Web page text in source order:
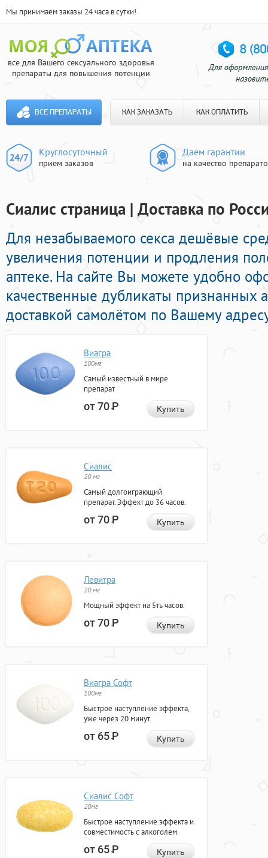
Мы принимаем заказы 24 часа в сутки!
все для Вашего сексуального здоровья
препараты для повышения потенции
ВСЕ ПРЕПАРАТЫ КАК ЗАКАЗАТЬ КАК ОПЛАТИТЬ
Круглосуточный
прием заказов
Даем гарантии
на качество
Сиалис страница | Доставка по
Для незабываемого секса дешёвые
увеличения потенции и продления
аптеке. На сайте Вы можете удобно
качественные дубликаты признанных
доставкой самолётом по Вашему
Виагра
100мг
Самый известный в мире
препарат
от 70Р Купить
Сиалис
20 мг
Самый долгоиграющий
препарат. Эффект до 36 часов.
от 70Р Купить
Левитра
20 мг
Мощный эффект на 5ть часов.
от 70Р Купить
Виагра Софт
100мг
Быстрое наступление эффекта,
уже через 20 минут.
от 65Р Купить
Сиалис Софт
20мг
Быстрое наступление эффекта и
совместимость с алкоголем.
от 65Р Купить